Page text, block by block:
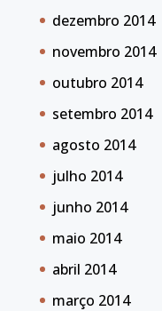
dezembro 2014
novembro 2014
outubro 2014
setembro 2014
agosto 2014
julho 2014
junho 2014
maio 2014
abril 2014
março 2014